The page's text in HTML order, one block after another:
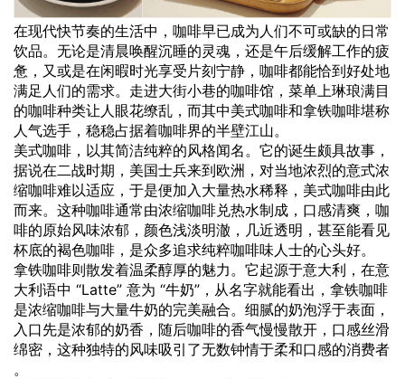
在现代快节奏的生活中，咖啡早已成为人们不可或缺的日常
饮品。无论是清晨唤醒沉睡的灵魂，还是午后缓解工作的疲
惫，又或是在闲暇时光享受片刻宁静，咖啡都能恰到好处地
满足人们的需求。走进大街小巷的咖啡馆，菜单上琳琅满目
的咖啡种类让人眼花缭乱，而其中美式咖啡和拿铁咖啡堪称
人气选手，稳稳占据着咖啡界的半壁江山。
美式咖啡，以其简洁纯粹的风格闻名。它的诞生颇具故事，
据说在二战时期，美国士兵来到欧洲，对当地浓烈的意式浓
缩咖啡难以适应，于是便加入大量热水稀释，美式咖啡由此
而来。这种咖啡通常由浓缩咖啡兑热水制成，口感清爽，咖
啡的原始风味浓郁，颜色浅淡明澈，几近透明，甚至能看见
杯底的褐色咖啡，是众多追求纯粹咖啡味人士的心头好。
拿铁咖啡则散发着温柔醇厚的魅力。它起源于意大利，在意
大利语中 “Latte” 意为 “牛奶”，从名字就能看出，拿铁咖啡
是浓缩咖啡与大量牛奶的完美融合。细腻的奶泡浮于表面，
入口先是浓郁的奶香，随后咖啡的香气慢慢散开，口感丝滑
绵密，这种独特的风味吸引了无数钟情于柔和口感的消费者
。